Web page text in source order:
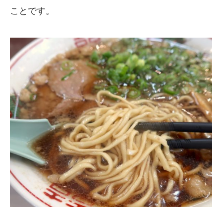
ことです。